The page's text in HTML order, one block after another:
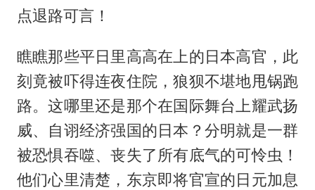
点退路可言！
瞧瞧那些平日里高高在上的日本高官，此
刻竟被吓得连夜住院，狼狈不堪地甩锅跑
路。这哪里还是那个在国际舞台上耀武扬
威、自诩经济强国的日本？分明就是一群
被恐惧吞噬、丧失了所有底气的可怜虫！
他们心里清楚，东京即将官宣的日元加息